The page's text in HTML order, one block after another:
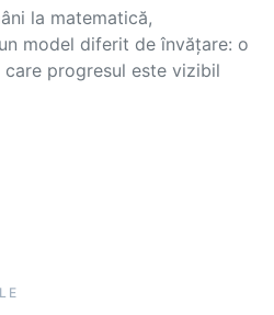
la matematică,
model diferit de învățare: o
progresul este vizibil